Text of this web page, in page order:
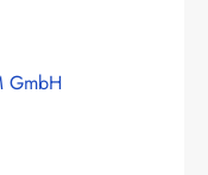
GmbH